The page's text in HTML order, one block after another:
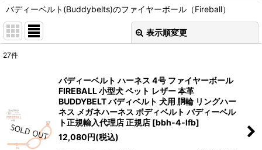
バディーベルト(Buddybelts)のファイヤーボール（Fireball）
表示順変更
絞り込む
27件
バディーベルト ハーネス 4号 ファイヤーボール
FIREBALL 小型犬 ペット レザー 本革
BUDDYBELT バディベルト 犬用 胴輪 リングハー
ネス メガネハーネス ボディベルト バディーベル
ト正規輸入代理店 正規店 [bbh-4-lfb]
12,080円(税込)